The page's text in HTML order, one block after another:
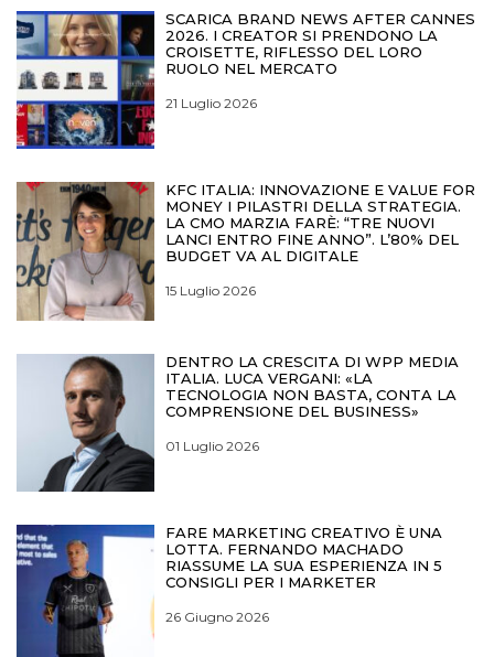
SCARICA BRAND NEWS AFTER CANNES
2026. I CREATOR SI PRENDONO LA
CROISETTE, RIFLESSO DEL LORO
RUOLO NEL MERCATO
21 Luglio 2026
KFC ITALIA: INNOVAZIONE E VALUE FOR
MONEY I PILASTRI DELLA STRATEGIA.
LA CMO MARZIA FARÈ: “TRE NUOVI
LANCI ENTRO FINE ANNO”. L’80% DEL
BUDGET VA AL DIGITALE
15 Luglio 2026
DENTRO LA CRESCITA DI WPP MEDIA
ITALIA. LUCA VERGANI: «LA
TECNOLOGIA NON BASTA, CONTA LA
COMPRENSIONE DEL BUSINESS»
01 Luglio 2026
FARE MARKETING CREATIVO È UNA
LOTTA. FERNANDO MACHADO
RIASSUME LA SUA ESPERIENZA IN 5
CONSIGLI PER I MARKETER
26 Giugno 2026